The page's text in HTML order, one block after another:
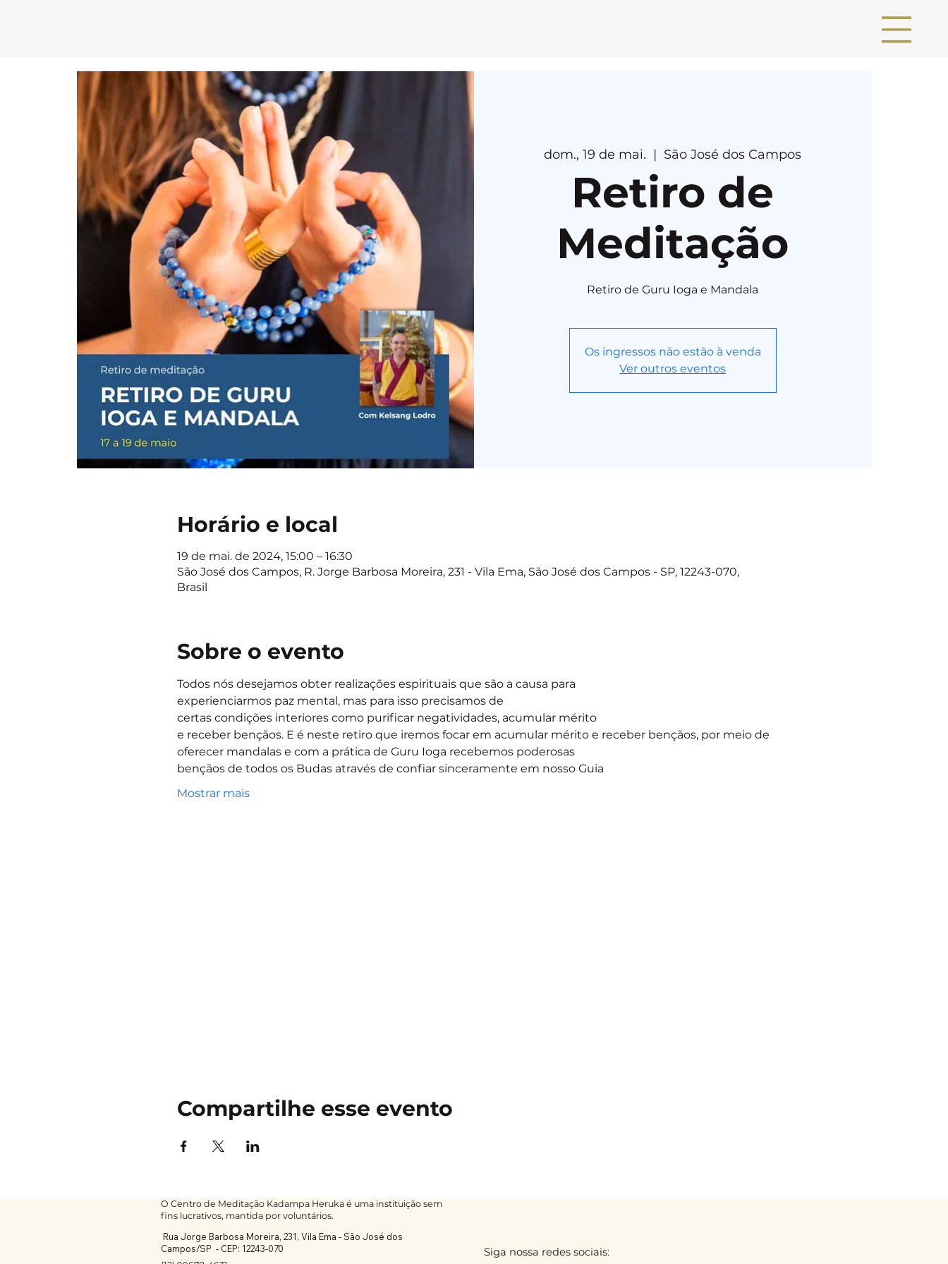
C ENTRODE TAÇÃ
KA DAMPA HE dom., 19 de mai.
  |
São José dos Campos
Retiro de
Meditação
Retiro de Guru Ioga e Mandala
Os ingressos não estão à venda
Ver outros eventos
Horário e local
19 de mai. de 2024, 15:00 – 16:30
São José dos Campos, R. Jorge Barbosa Moreira, 231 - Vila Ema, São José dos Campos - SP, 12243-070,
Brasil
Sobre o evento
Todos nós desejamos obter realizações espirituais que são a causa para
experienciarmos paz mental, mas para isso precisamos de
certas condições interiores como purificar negatividades, acumular mérito
e receber bençãos. E é neste retiro que iremos focar em acumular mérito e receber bençãos, por meio de
oferecer mandalas e com a prática de Guru Ioga recebemos poderosas
bençãos de todos os Budas através de confiar sinceramente em nosso Guia
Mostrar mais
Compartilhe esse evento
O Centro de Meditação Kadampa Heruka é uma instituição sem
fins lucrativos, mantida por voluntários.
Rua Jorge Barbosa Moreira, 231, Vila Ema - São José dos
Campos/SP - CEP: 12243-070 Siga nossa redes sociais: